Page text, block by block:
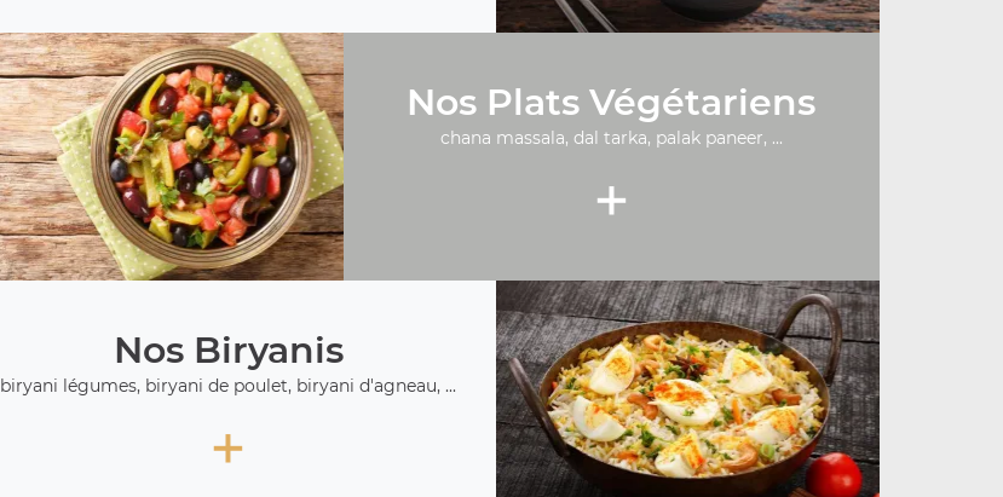
Nos Plats Végétariens
chana massala, dal tarka, palak paneer, ...
+
Nos Biryanis
biryani légumes, biryani de poulet, biryani d'agneau, ...
+